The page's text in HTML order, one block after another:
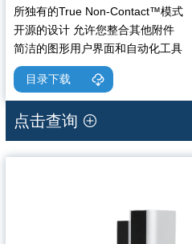
所独有的True Non-Contact™模式
开源的设计 允许您整合其他附件
简洁的图形用户界面和自动化工具
目录下载
点击查询